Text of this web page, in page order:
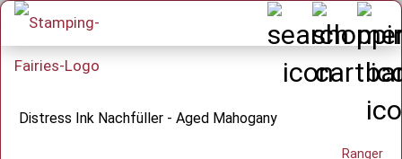
Distress Ink Nachfüller - Aged Mahogany
Ranger